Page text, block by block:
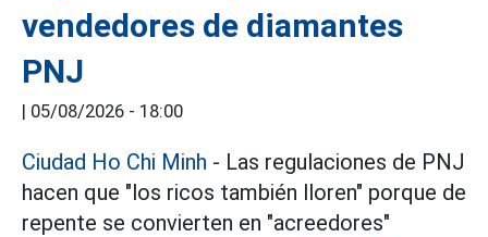
vendedores de diamantes
PNJ
| 05/08/2026 - 18:00
Ciudad Ho Chi Minh - Las regulaciones de PNJ
hacen que "los ricos también lloren" porque de
repente se convierten en "acreedores"